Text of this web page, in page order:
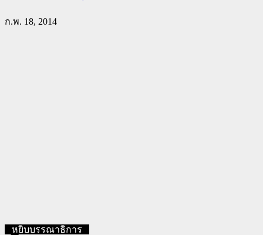
ก.พ. 18, 2014
หยิบบรรณาธิการ